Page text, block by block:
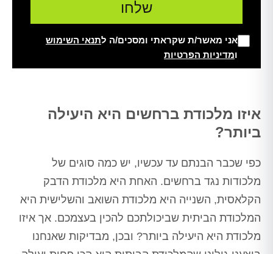
אני מאשר/ת שקראתי ומסכים/ה לתנאי השימוש
ומדיניות הפרטיות
איזו מלכודת ברחשים היא היעילה
ביותר?
כפי שכבר הבנתם עד עכשיו, יש כמה סוגים של
מלכודות נגד ברחשים. האחת היא מלכודת הדבק
הקלאסית, השנייה היא מלכודת השואב והשלישית היא
המלכודת הביתית שביכולתכם להכין בעצמכם. אך איזו
מלכודת היא היעילה ביותר? ובכן, מבדיקות שאנחנו